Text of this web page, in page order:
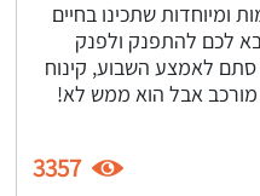
ומיוחדות שתכינו בחיים
לכם להתפנק ולפנק
לאמצע השבוע, קינוח
מורכב אבל הוא ממש לא!
3357